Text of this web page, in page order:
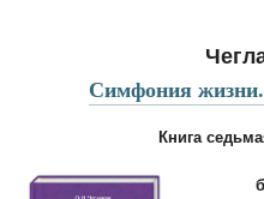
Симфония
Книга